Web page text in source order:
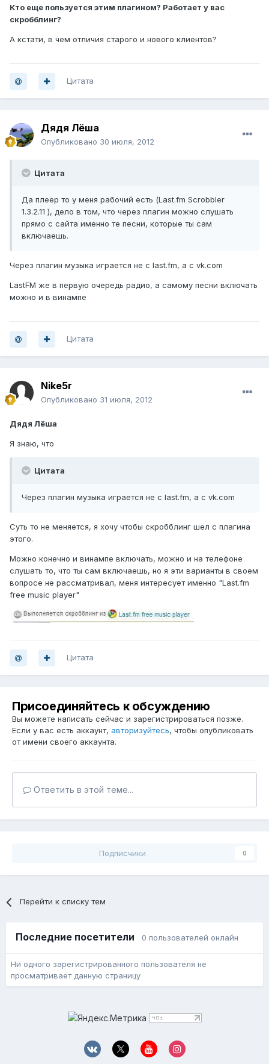
Кто еще пользуется этим плагином? Работает у вас
скробблинг?
А кстати, в чем отличия старого и нового клиентов?
Цитата
Дядя Лёша
Опубликовано 30 июля, 2012
Цитата
Да плеер то у меня рабочий есть (Last.fm Scrobbler
1.3.2.11 ), дело в том, что через плагин можно слушать
прямо с сайта именно те песни, которые ты сам
включаешь.
Через плагин музыка играется не с last.fm, а c vk.com
LastFM же в первую очередь радио, а самому песни включать
можно и в винампе
Цитата
Nike5r
Опубликовано 31 июля, 2012
Дядя Лёша
Я знаю, что
Цитата
Через плагин музыка играется не с last.fm, а c vk.com
Суть то не меняется, я хочу чтобы скробблинг шел с плагина
этого.
Можно конечно и винампе включать, можно и на телефоне
слушать то, что ты сам включаешь, но я эти варианты в своем
вопросе не рассматривал, меня интересует именно "Last.fm
free music player"
Цитата
Присоединяйтесь к обсуждению
Вы можете написать сейчас и зарегистрироваться позже.
Если у вас есть аккаунт, авторизуйтесь, чтобы опубликовать
от имени своего аккаунта.
Ответить в этой теме...
Подписчики 0
Перейти к списку тем
Последние посетители 0 пользователей онлайн
Ни одного зарегистрированного пользователя не
просматривает данную страницу